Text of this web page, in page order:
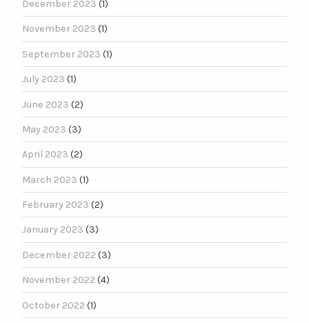
December 2023 (1)
November 2023 (1)
September 2023 (1)
July 2023 (1)
June 2023 (2)
May 2023 (3)
April 2023 (2)
March 2023 (1)
February 2023 (2)
January 2023 (3)
December 2022 (3)
November 2022 (4)
October 2022 (1)